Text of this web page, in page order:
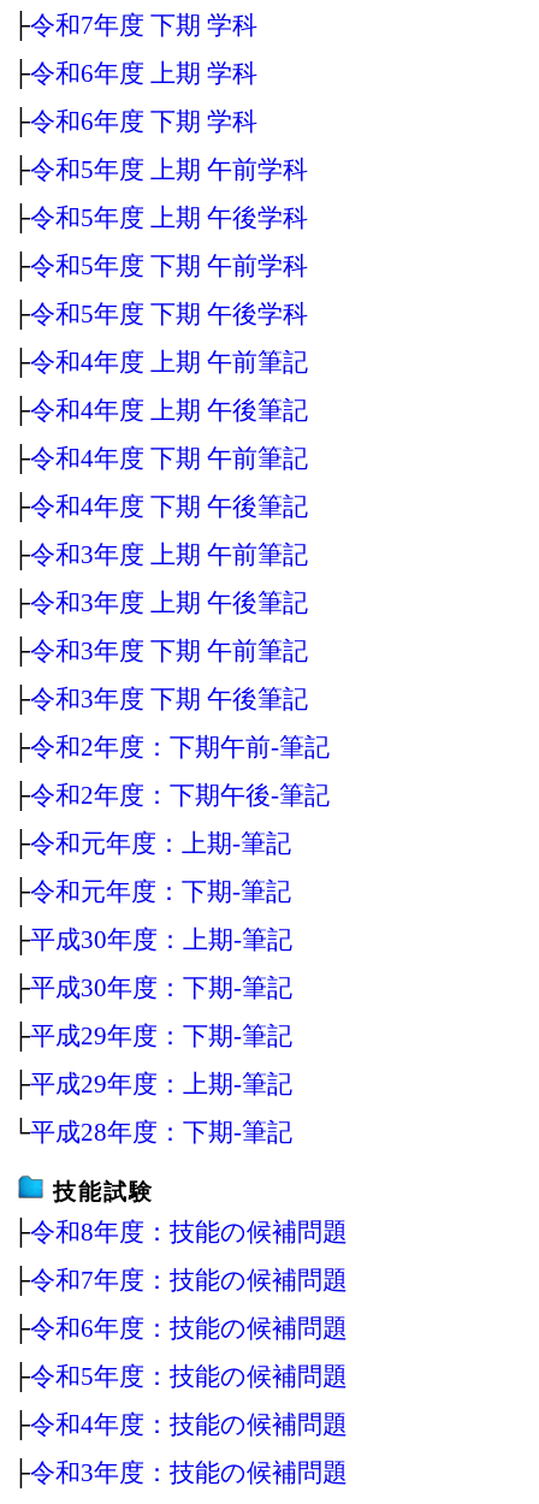
├令和7年度 下期 学科
├令和6年度 上期 学科
├令和6年度 下期 学科
├令和5年度 上期 午前学科
├令和5年度 上期 午後学科
├令和5年度 下期 午前学科
├令和5年度 下期 午後学科
├令和4年度 上期 午前筆記
├令和4年度 上期 午後筆記
├令和4年度 下期 午前筆記
├令和4年度 下期 午後筆記
├令和3年度 上期 午前筆記
├令和3年度 上期 午後筆記
├令和3年度 下期 午前筆記
├令和3年度 下期 午後筆記
├令和2年度：下期午前‐筆記
├令和2年度：下期午後‐筆記
├令和元年度：上期‐筆記
├令和元年度：下期‐筆記
├平成30年度：上期‐筆記
├平成30年度：下期‐筆記
├平成29年度：下期‐筆記
├平成29年度：上期‐筆記
└平成28年度：下期‐筆記
技能試験
├令和8年度：技能の候補問題
├令和7年度：技能の候補問題
├令和6年度：技能の候補問題
├令和5年度：技能の候補問題
├令和4年度：技能の候補問題
├令和3年度：技能の候補問題